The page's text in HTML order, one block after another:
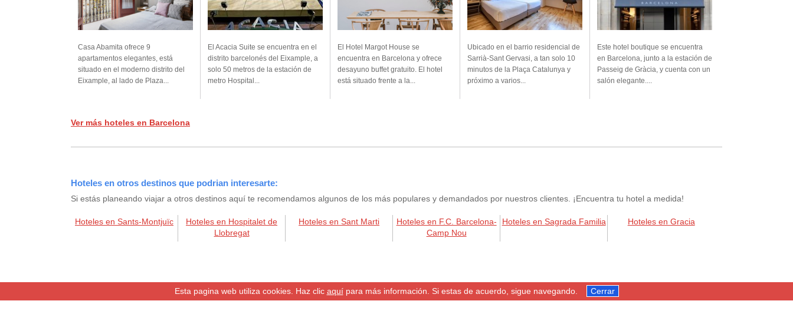
Casa Abamita ofrece 9
apartamentos elegantes, está
situado en el moderno distrito del
Eixample, al lado de Plaza...
El Acacia Suite se encuentra en el
distrito barcelonés del Eixample, a
solo 50 metros de la estación de
metro Hospital...
El Hotel Margot House se
encuentra en Barcelona y ofrece
desayuno buffet gratuito. El hotel
está situado frente a la...
Ubicado en el barrio residencial de
Sarrià-Sant Gervasi, a tan solo 10
minutos de la Plaça Catalunya y
próximo a varios...
Este hotel boutique se encuentra
en Barcelona, junto a la estación de
Passeig de Gràcia, y cuenta con un
salón elegante....
Ver más hoteles en Barcelona
Hoteles en otros destinos que podrian interesarte:
Si estás planeando viajar a otros destinos aquí te recomendamos algunos de los más populares y demandados por nuestros clientes. ¡Encuentra tu hotel a medida!
Hoteles en Sants-Montjuïc
Hoteles en Hospitalet de
Llobregat
Hoteles en Sant Marti
Hoteles en F.C. Barcelona-
Camp Nou
Hoteles en Sagrada Familia Hoteles en Gracia
Esta pagina web utiliza cookies. Haz clic aquípara más información. Si estas de acuerdo, sigue navegando.